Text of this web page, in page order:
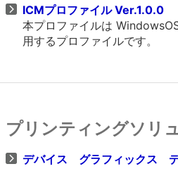
ICMプロファイル Ver.1.0.0
本プロファイルは
用するプロファイルです。
プリンティングソリ
デバイス グラフィックス